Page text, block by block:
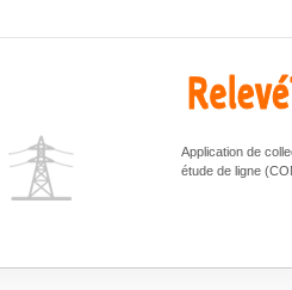
Application de
étude de ligne